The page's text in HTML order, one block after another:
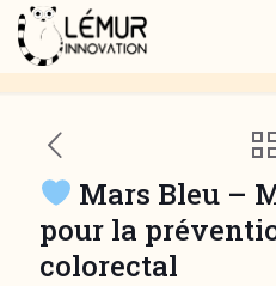
Mars Bleu –
pour la
colorectal